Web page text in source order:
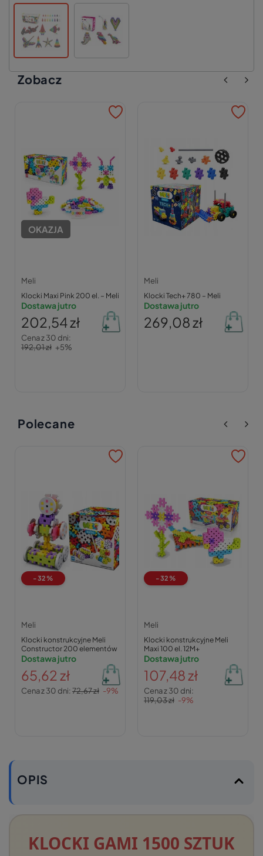
Zobacz
OKAZJA
Meli
Klocki Maxi Pink 200 el. – Meli
Dostawa jutro
202,54 zł
Cena z 30 dni:
192,01 zł +5%
Meli
Klocki Tech+ 780 – Meli
Dostawa jutro
269,08 zł
Polecane
-32%
Meli
Klocki konstrukcyjne Meli
Constructor 200 elementów
Dostawa jutro
65,62 zł
Cena z 30 dni:72,67 zł -9%
-32%
Meli
Klocki konstrukcyjne Meli
Maxi 100 el. 12M+
Dostawa jutro
107,48 zł
Cena z 30 dni:
119,03 zł -9%
OPIS
KLOCKI GAMI 1500 SZTUK